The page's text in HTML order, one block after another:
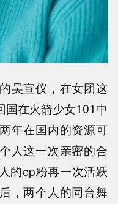
吴宣仪，在女团这
国在火箭少女101中
年在国内的资源可
人这一次亲密的合
的cp粉再一次活跃
，两个人的同台舞